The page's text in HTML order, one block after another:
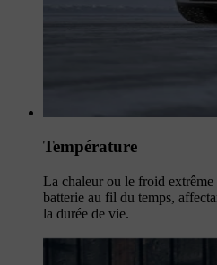
Température
La chaleur ou le froid extrême
batterie au fil du temps,
la durée de vie.